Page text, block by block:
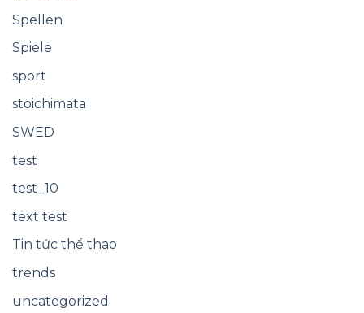
Spellen
Spiele
sport
stoichimata
SWED
test
test_10
text test
Tin tức thể thao
trends
uncategorized